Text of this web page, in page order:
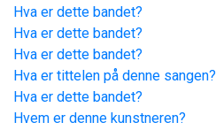
Hva er dette bandet?
Hva er dette bandet?
Hva er dette bandet?
Hva er tittelen på denne sangen?
Hva er dette bandet?
Hvem er denne kunstneren?